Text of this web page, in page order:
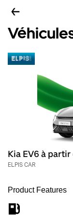
Kia EV6 à
ELPIS CAR
Product Features